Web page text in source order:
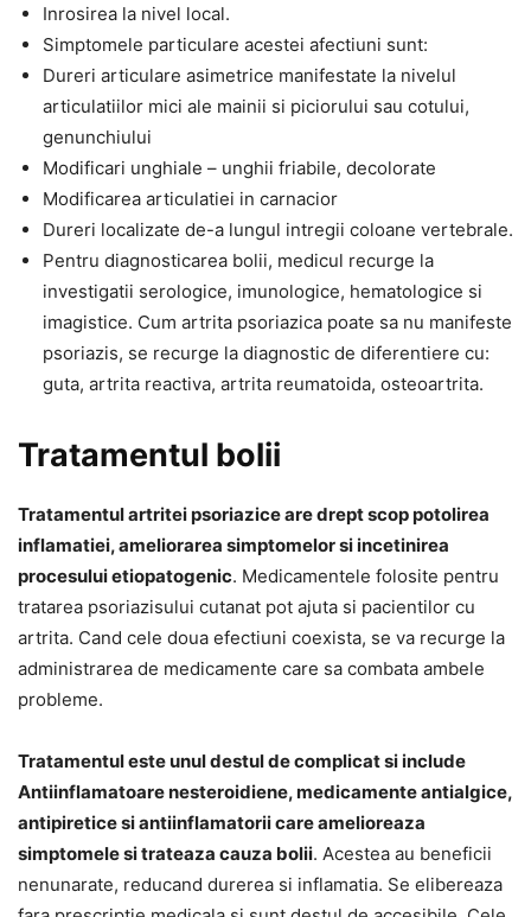
Inrosirea la nivel local.
Simptomele particulare acestei afectiuni sunt:
Dureri articulare asimetrice manifestate la nivelul
articulatiilor mici ale mainii si piciorului sau cotului,
genunchiului
Modificari unghiale – unghii friabile, decolorate
Modificarea articulatiei in carnacior
Dureri localizate de-a lungul intregii coloane vertebrale.
Pentru diagnosticarea bolii, medicul recurge la
investigatii serologice, imunologice, hematologice si
imagistice. Cum artrita psoriazica poate sa nu manifeste
psoriazis, se recurge la diagnostic de diferentiere cu:
guta, artrita reactiva, artrita reumatoida, osteoartrita.
Tratamentul bolii
Tratamentul artritei psoriazice are drept scop potolirea
inflamatiei, ameliorarea simptomelor si incetinirea
procesului etiopatogenic. Medicamentele folosite pentru
tratarea psoriazisului cutanat pot ajuta si pacientilor cu
artrita. Cand cele doua efectiuni coexista, se va recurge la
administrarea de medicamente care sa combata ambele
probleme.
Tratamentul este unul destul de complicat si include
Antiinflamatoare nesteroidiene, medicamente antialgice,
antipiretice si antiinflamatorii care amelioreaza
simptomele si trateaza cauza bolii. Acestea au beneficii
nenunarate, reducand durerea si inflamatia. Se elibereaza